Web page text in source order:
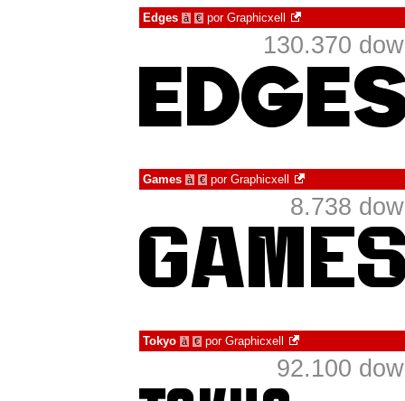
Edges à € por Graphicxell
130.370
Games à € por Graphicxell
8.738
Tokyo à € por Graphicxell
92.100